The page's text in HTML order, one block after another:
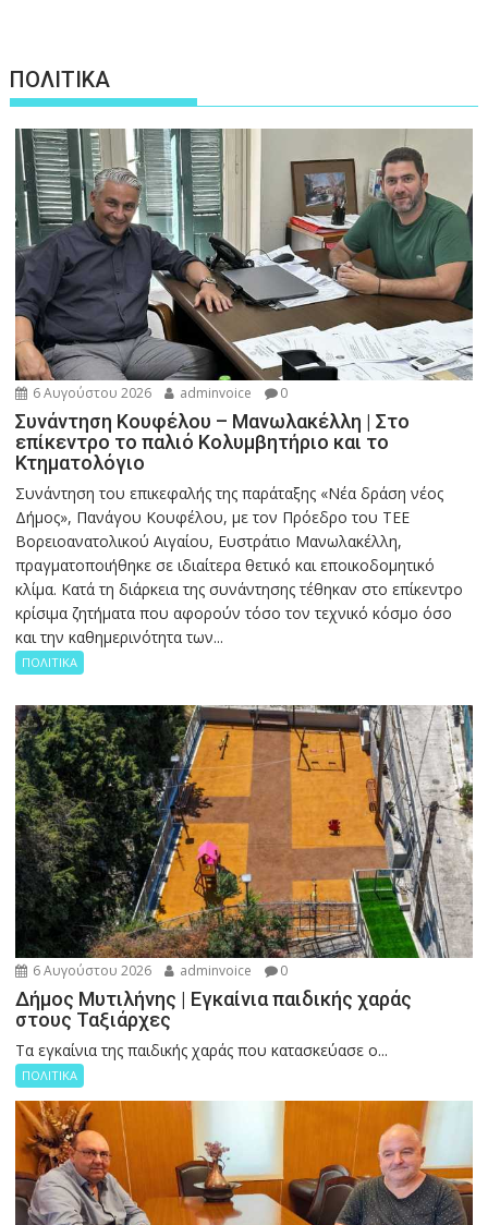
ΠΟΛΙΤΙΚΑ
6 Αυγούστου 2026 adminvoice 0
Συνάντηση Κουφέλου – Μανωλακέλλη | Στο
επίκεντρο το παλιό Κολυμβητήριο και το
Κτηματολόγιο
Συνάντηση του επικεφαλής της παράταξης «Νέα δράση νέος
Δήμος», Πανάγου Κουφέλου, με τον Πρόεδρο του ΤΕΕ
Βορειοανατολικού Αιγαίου, Ευστράτιο Μανωλακέλλη,
πραγματοποιήθηκε σε ιδιαίτερα θετικό και εποικοδομητικό
κλίμα. Κατά τη διάρκεια της συνάντησης τέθηκαν στο επίκεντρο
κρίσιμα ζητήματα που αφορούν τόσο τον τεχνικό κόσμο όσο
και την καθημερινότητα των...
ΠΟΛΙΤΙΚΑ
6 Αυγούστου 2026 adminvoice 0
Δήμος Μυτιλήνης | Εγκαίνια παιδικής χαράς
στους Ταξιάρχες
Tα εγκαίνια της παιδικής χαράς που κατασκεύασε ο...
ΠΟΛΙΤΙΚΑ